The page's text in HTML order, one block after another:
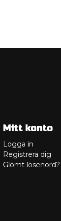
Mitt konto
Logga in
Registrera dig
Glömt lösenord?